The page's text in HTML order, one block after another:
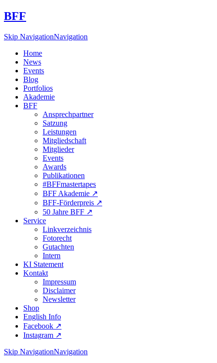
BFF
Skip NavigationNavigation
Home
News
Events
Blog
Portfolios
Akademie
BFF
Ansprechpartner
Satzung
Leistungen
Mitgliedschaft
Mitglieder
Events
Awards
Publikationen
#BFFmastertapes
BFF Akademie ↗︎
BFF-Förderpreis ↗︎
50 Jahre BFF ↗︎
Service
Linkverzeichnis
Fotorecht
Gutachten
Intern
KI Statement
Kontakt
Impressum
Disclaimer
Newsletter
Shop
English Info
Facebook ↗︎
Instagram ↗︎
Skip NavigationNavigation